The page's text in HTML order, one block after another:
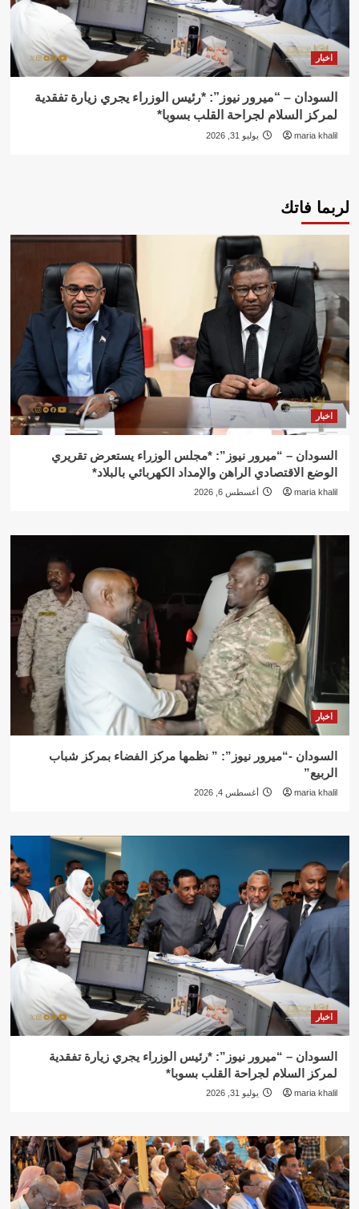
اخبار
السودان – “ميرور نيوز”: *رئيس الوزراء يجري زيارة تفقدية
لمركز السلام لجراحة القلب بسوبا*
maria khalil يوليو 31, 2026
لربما فاتك
اخبار
السودان – “ميرور نيوز”: *مجلس الوزراء يستعرض تقريري
الوضع الاقتصادي الراهن والإمداد الكهربائي بالبلاد*
maria khalil أغسطس 6, 2026
اخبار
السودان -“ميرور نيوز”: ” نظمها مركز الفضاء بمركز شباب
الربيع”
maria khalil أغسطس 4, 2026
اخبار
السودان – “ميرور نيوز”: *رئيس الوزراء يجري زيارة تفقدية
لمركز السلام لجراحة القلب بسوبا*
maria khalil يوليو 31, 2026